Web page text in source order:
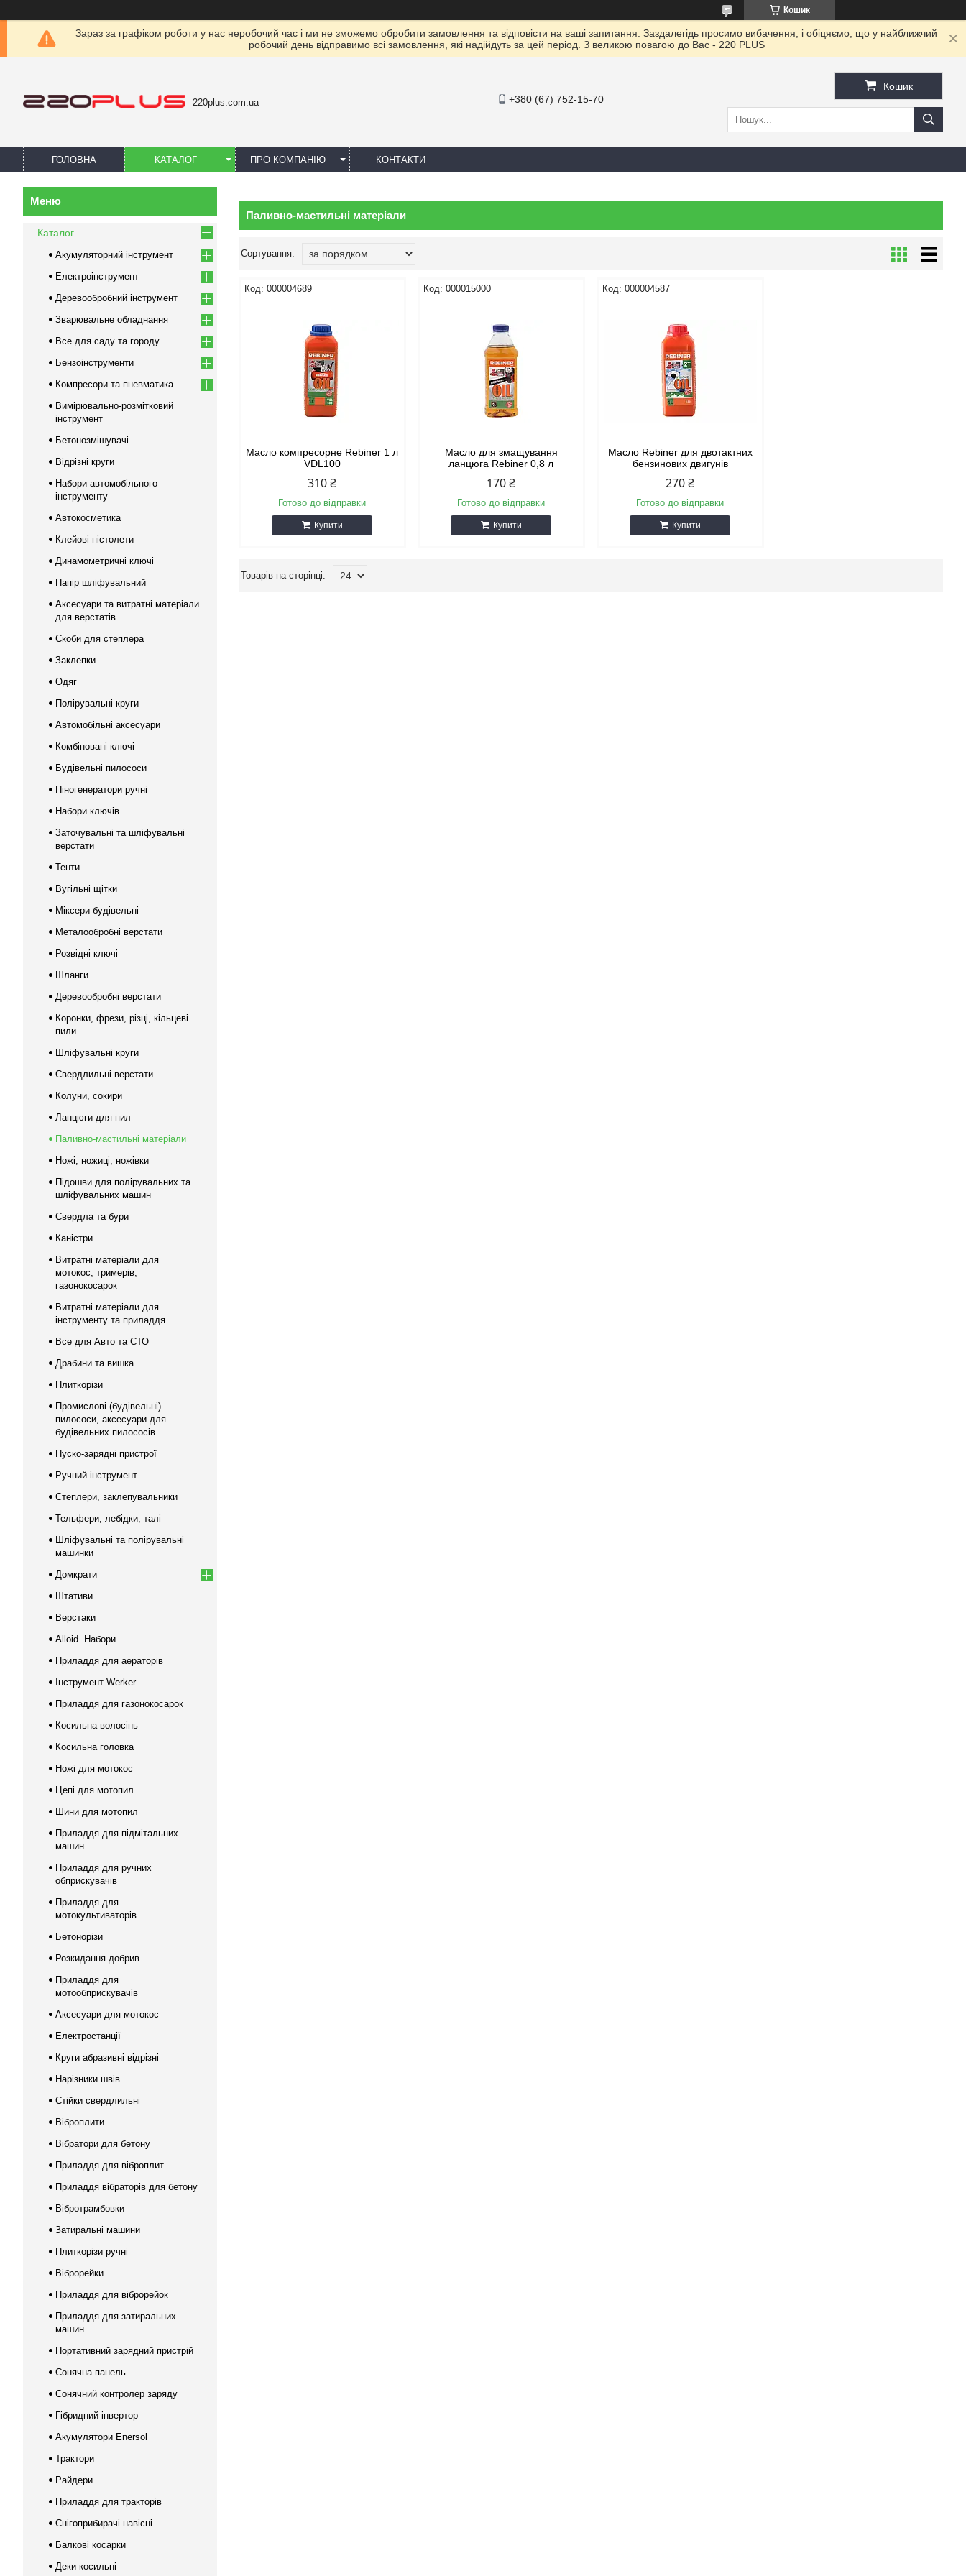
Кошик
Зараз за графіком роботи у нас неробочий час і ми не зможемо обробити замовлення та відповісти на ваші запитання. Заздалегідь просимо вибачення, і обіцяємо, що у найближчий
робочий день відправимо всі замовлення, які надійдуть за цей період. З великою повагою до Ваc - 220 PLUS
220plus.com.ua +380 (67) 752-15-70
Кошик
ГОЛОВНА КАТАЛОГ ПРО КОМПАНІЮ КОНТАКТИ
Паливно-мастильні матеріали
000004689
Масло компресорне Rebiner 1 л
VDL100
310 ₴
Готово до відправки
Купити
000015000
Масло для змащування
ланцюга Rebiner 0,8 л
170 ₴
Готово до відправки
Купити
000004587
Масло Rebiner для двотактних
бензинових двигунів
270 ₴
Готово до відправки
Купити
Каталог
Акумуляторний інструмент
Електроінструмент
Деревообробний інструмент
Зварювальне обладнання
Все для саду та городу
Бензоінструменти
Компресори та пневматика
Вимірювально-розмітковий
інструмент
Бетонозмішувачі
Відрізні круги
Набори автомобільного
інструменту
Автокосметика
Клейові пістолети
Динамометричні ключі
Папір шліфувальний
Аксесуари та витратні матеріали
для верстатів
Скоби для степлера
Заклепки
Одяг
Полірувальні круги
Автомобільні аксесуари
Комбіновані ключі
Будівельні пилососи
Піногенератори ручні
Набори ключів
Заточувальні та шліфувальні
верстати
Тенти
Вугільні щітки
Міксери будівельні
Металообробні верстати
Розвідні ключі
Шланги
Деревообробні верстати
Коронки, фрези, різці, кільцеві
пили
Шліфувальні круги
Свердлильні верстати
Колуни, сокири
Ланцюги для пил
Паливно-мастильні матеріали
Ножі, ножиці, ножівки
Підошви для полірувальних та
шліфувальних машин
Свердла та бури
Каністри
Витратні матеріали для
мотокос, тримерів,
газонокосарок
Витратні матеріали для
інструменту та приладдя
Все для Авто та СТО
Драбини та вишка
Плиткорізи
Промислові (будівельні)
пилососи, аксесуари для
будівельних пилососів
Пуско-зарядні пристрої
Ручний інструмент
Степлери, заклепувальники
Тельфери, лебідки, талі
Шліфувальні та полірувальні
машинки
Домкрати
Штативи
Верстаки
Alloid. Набори
Приладдя для аераторів
Інструмент Werker
Приладдя для газонокосарок
Косильна волосінь
Косильна головка
Ножі для мотокос
Цепі для мотопил
Шини для мотопил
Приладдя для підмітальних
машин
Приладдя для ручних
обприскувачів
Приладдя для
мотокультиваторів
Бетонорізи
Розкидання добрив
Приладдя для
мотообприскувачів
Аксесуари для мотокос
Електростанції
Круги абразивні відрізні
Нарізники швів
Стійки свердлильні
Віброплити
Вібратори для бетону
Приладдя для віброплит
Приладдя вібраторів для бетону
Вібротрамбовки
Затиральні машини
Плиткорізи ручні
Віброрейки
Приладдя для віброрейок
Приладдя для затиральних
машин
Портативний зарядний пристрій
Сонячна панель
Сонячний контролер заряду
Гібридний інвертор
Акумулятори Enersol
Трактори
Райдери
Приладдя для тракторів
Снігоприбирачі навісні
Балкові косарки
Деки косильні